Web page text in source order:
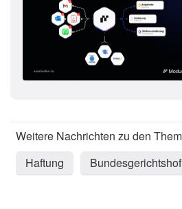
Haftung Bundesgerichtshof